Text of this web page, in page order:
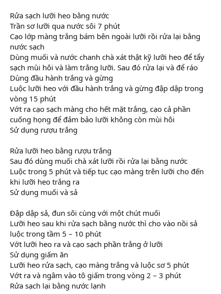
Rửa sạch lưỡi heo bằng nước
Trần sơ lưỡi qua nước sôi 7 phút
Cạo lớp màng trắng bám bên ngoài lưỡi rồi rửa lại bằng
nước sạch
Dùng muối và nước chanh chà xát thật kỹ lưỡi heo để tẩy
sạch mùi hôi và làm trắng lưỡi. Sau đó rửa lại và để ráo
Dùng đầu hành trắng và gừng
Luộc lưỡi heo với đầu hành trắng và gừng đập dập trong
vòng 15 phút
Vớt ra cạo sạch màng cho hết mặt trắng, cạo cả phần
cuống họng để đảm bảo lưỡi không còn mùi hôi
Sử dụng rượu trắng
Rửa lưỡi heo bằng rượu trắng
Sau đó dùng muối chà xát lưỡi rồi rửa lại bằng nước
Luộc trong 5 phút và tiếp tục cạo màng trên lưỡi cho đến
khi lưỡi heo trắng ra
Sử dụng muối và sả
Đập dập sả, đun sôi cùng với một chút muối
Lưỡi heo sau khi rửa sạch bằng nước thì cho vào nồi sả
luộc trong tầm 5 – 10 phút
Vớt lưỡi heo ra và cạo sạch phần trắng ở lưỡi
Sử dụng giấm ăn
Lưỡi heo rửa sạch, cạo màng trắng và luộc sơ 5 phút
Vớt ra và ngâm vào tô giấm trong vòng 2 – 3 phút
Rửa sạch lại bằng nước lạnh